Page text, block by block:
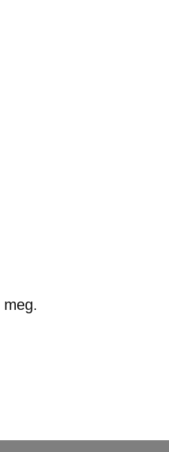
meg.